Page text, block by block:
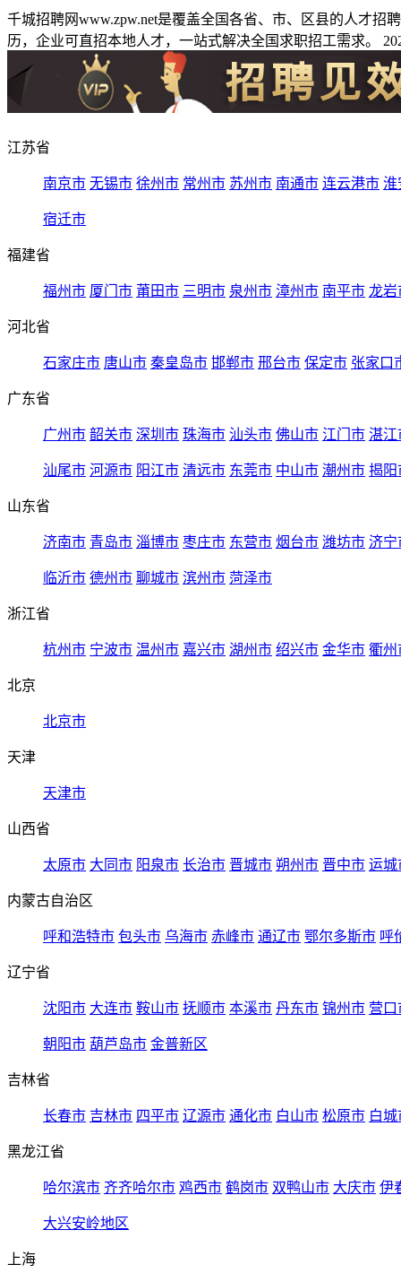
千城招聘网www.zpw.net是覆盖全国各省、市、区县的人才
历，企业可直招本地人才，一站式解决全国求职招工需求。
江苏省
南京市 无锡市 徐州市 常州市 苏州市 南通市 连云港市 淮
宿迁市
福建省
福州市 厦门市 莆田市 三明市 泉州市 漳州市 南平市 龙岩
河北省
石家庄市 唐山市 秦皇岛市 邯郸市 邢台市 保定市 张家口
广东省
广州市 韶关市 深圳市 珠海市 汕头市 佛山市 江门市 湛江
汕尾市 河源市 阳江市 清远市 东莞市 中山市 潮州市 揭阳
山东省
济南市 青岛市 淄博市 枣庄市 东营市 烟台市 潍坊市 济宁
临沂市 德州市 聊城市 滨州市 菏泽市
浙江省
杭州市 宁波市 温州市 嘉兴市 湖州市 绍兴市 金华市 衢州
北京
北京市
天津
天津市
山西省
太原市 大同市 阳泉市 长治市 晋城市 朔州市 晋中市 运城
内蒙古自治区
呼和浩特市 包头市 乌海市 赤峰市 通辽市 鄂尔多斯市 呼
辽宁省
沈阳市 大连市 鞍山市 抚顺市 本溪市 丹东市 锦州市 营口
朝阳市 葫芦岛市 金普新区
吉林省
长春市 吉林市 四平市 辽源市 通化市 白山市 松原市 白城
黑龙江省
哈尔滨市 齐齐哈尔市 鸡西市 鹤岗市 双鸭山市 大庆市 伊
大兴安岭地区
上海